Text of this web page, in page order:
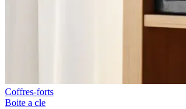
Coffres-forts
Boite a cle